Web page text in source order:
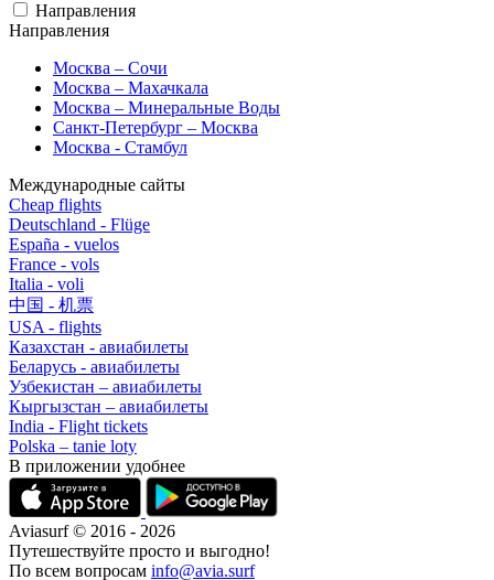
Направления
Направления
Москва – Сочи
Москва – Махачкала
Москва – Минеральные Воды
Санкт-Петербург – Москва
Москва - Стамбул
Международные сайты
Cheap flights
Deutschland - Flüge
España - vuelos
France - vols
Italia - voli
中国 - 机票
USA - flights
Казахстан - авиабилеты
Беларусь - авиабилеты
Узбекистан – авиабилеты
Кыргызстан – авиабилеты
India - Flight tickets
Polska – tanie loty
В приложении удобнее
Aviasurf © 2016 - 2026
Путешествуйте просто и выгодно!
По всем вопросам info@avia.surf